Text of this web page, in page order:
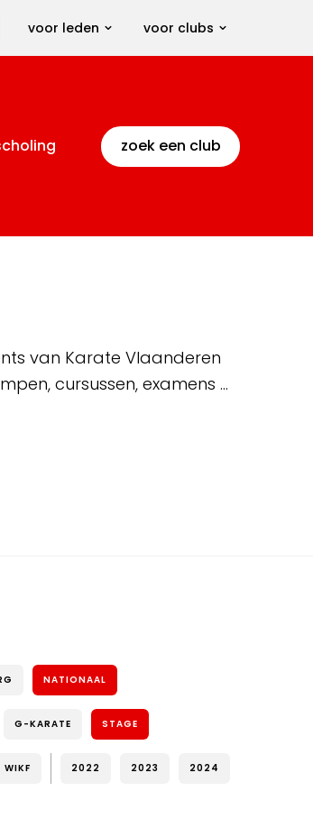
voor leden voor clubs
zoek een club
van Karate Vlaanderen
cursussen, examens …
NATIONAAL
G-KARATE STAGE
WIKF 2022 2023 2024